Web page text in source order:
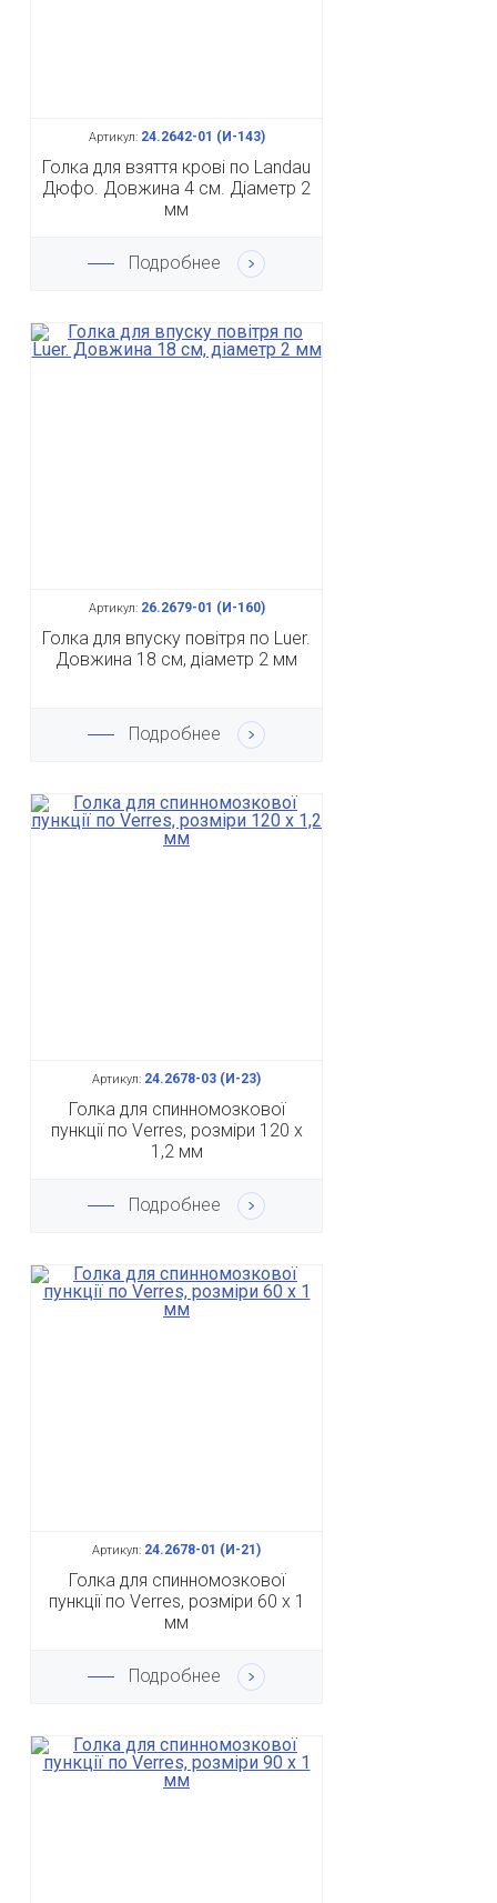
Артикул:24.2642-01 (И-143)
Голка для взяття крові по Landau
Дюфо. Довжина 4 см. Діаметр 2
мм
Подробнее
Артикул:26.2679-01 (И-160)
Голка для впуску повітря по Luer.
Довжина 18 см, діаметр 2 мм
Подробнее
Артикул: 24.2678-03 (И-23)
Голка для спинномозкової
пункції по Verres, розміри 120 х
1,2 мм
Подробнее
Артикул: 24.2678-01 (И-21)
Голка для спинномозкової
пункції по Verres, розміри 60 х 1
мм
Подробнее